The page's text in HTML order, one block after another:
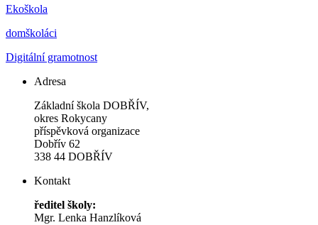
Ekoškola
domškoláci
Digitální gramotnost
Adresa
Základní škola DOBŘÍV,
okres Rokycany
příspěvková organizace
Dobřív 62
338 44 DOBŘÍV
Kontakt
ředitel školy:
Mgr. Lenka Hanzlíková